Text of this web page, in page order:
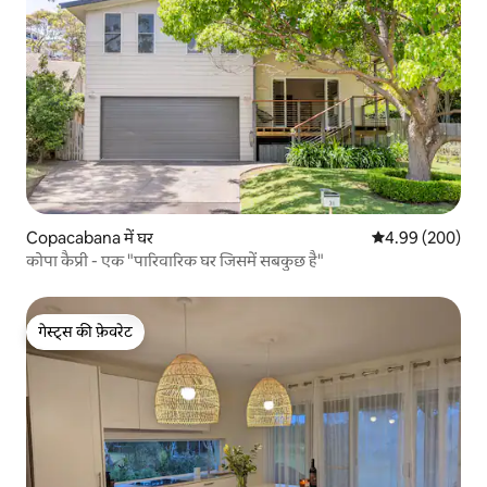
Copacabana में घर औसत रेटिंग 5 में से
4.99 (200)
कोपा कैप्री - एक "पारिवारिक घर जिसमें सबकुछ है"
गेस्ट्स की फ़ेवरेट
गेस्ट्स की फ़ेवरेट